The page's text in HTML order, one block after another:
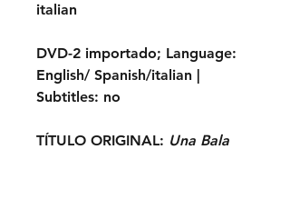
italian
DVD-2 importado; Language:
English/ Spanish/italian |
Subtitles: no
TÍTULO ORIGINAL: Una Bala